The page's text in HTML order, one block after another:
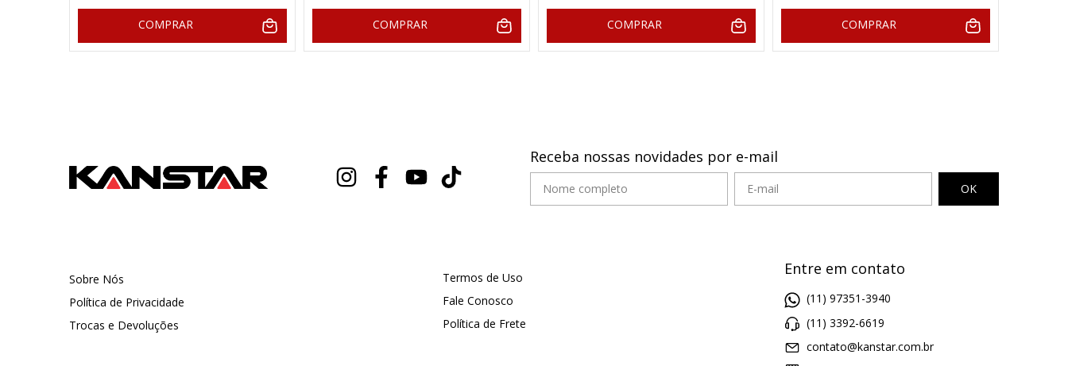
COMPRAR COMPRAR COMPRAR COMPRAR
Receba nossas novidades por e-mail
Sobre Nós
Política de Privacidade
Trocas e Devoluções
Termos de Uso
Fale Conosco
Política de Frete
Entre em contato
(11) 97351-3940
(11) 3392-6619
contato@kanstar.com.br